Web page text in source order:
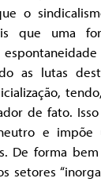
o
que uma
as lutas
de fato.
e impõe
De forma
setores